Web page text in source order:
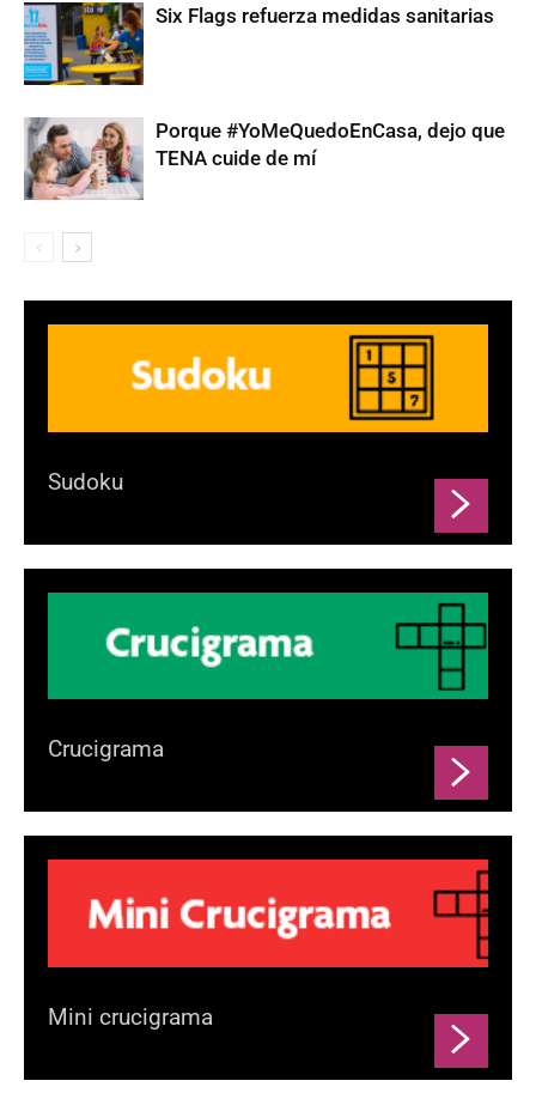
Six Flags refuerza medidas sanitarias
Porque #YoMeQuedoEnCasa, dejo que
TENA cuide de mí
Sudoku
Crucigrama
Mini crucigrama